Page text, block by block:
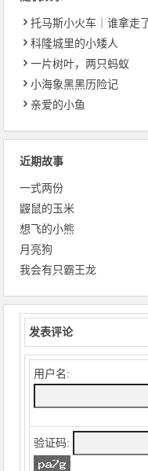
托马斯小火车｜谁拿走
科隆城里的小矮人
一片树叶，两只蚂蚁
小海象黑黑历险记
亲爱的小鱼
近期故事
一式两份
鼹鼠的玉米
想飞的小熊
月亮狗
我会有只霸王龙
发表评论
用户名:
验证码: